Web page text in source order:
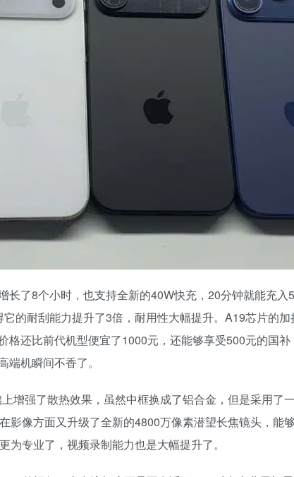
长了8个小时，也支持全新的40W快充，20分钟就能充入
的耐刮能力提升了3倍，耐用性大幅提升。A19芯片的
还比前代机型便宜了1000元，还能够享受500元的国补
机瞬间不香了。
增强了散热效果，虽然中框换成了铝合金，但是采用了
影像方面又升级了全新的4800万像素潜望长焦镜头，能
专业了，视频录制能力也是大幅提升了。